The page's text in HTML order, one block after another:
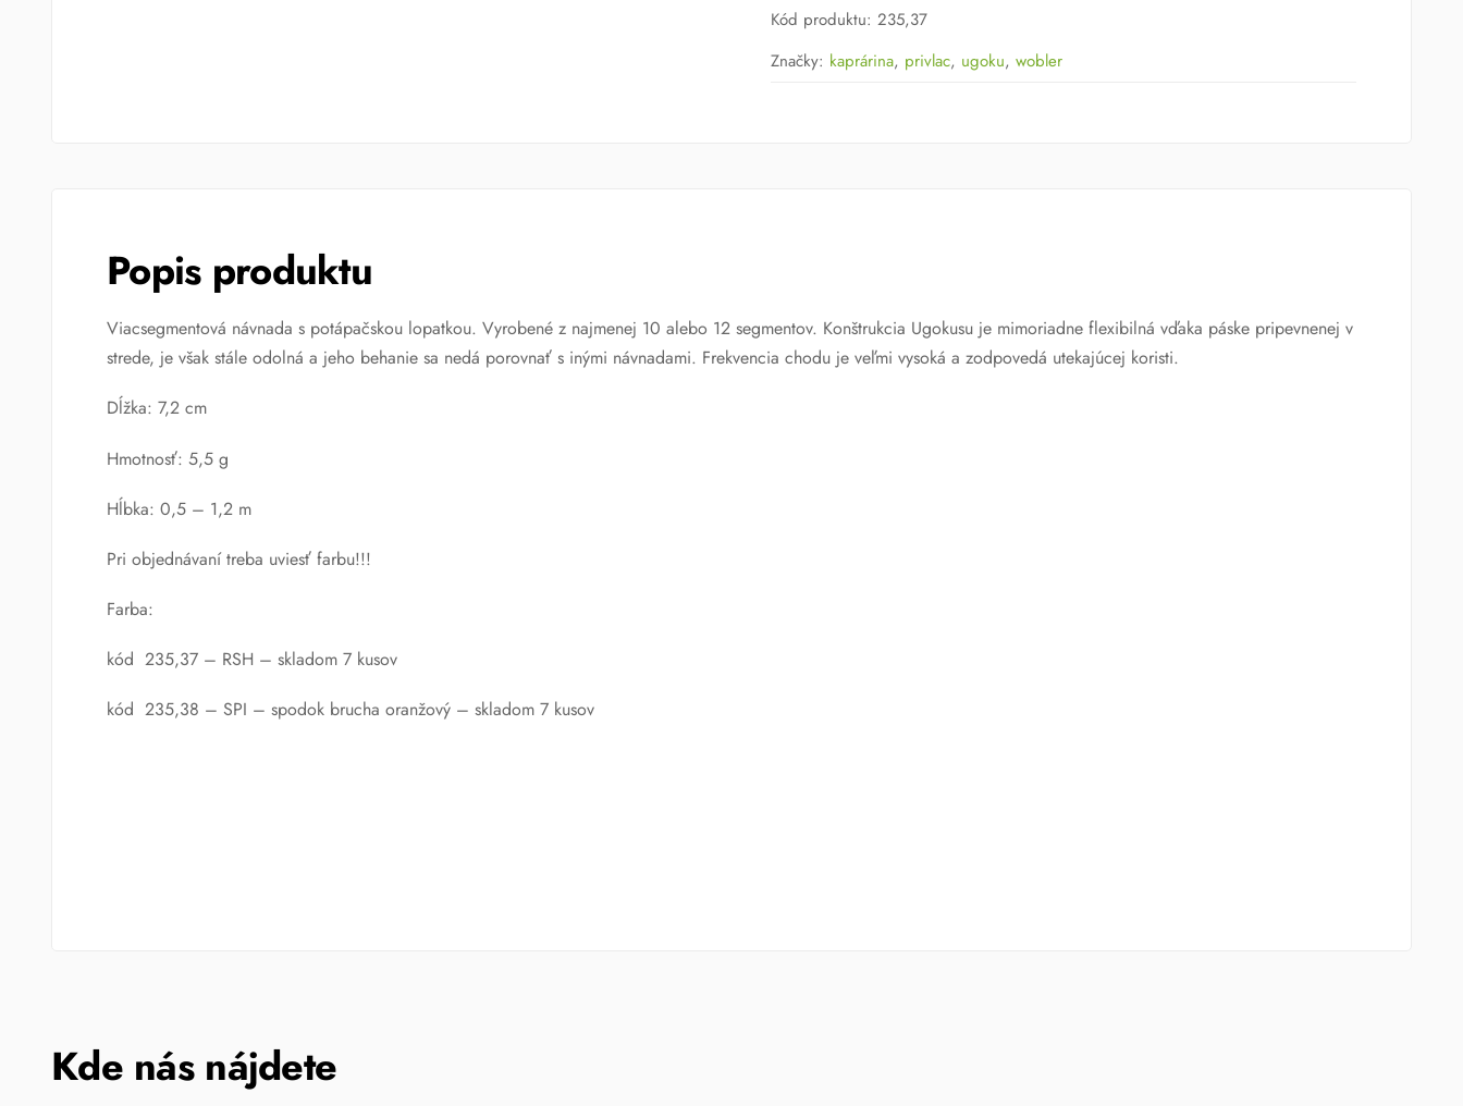
Ikiteru
Kód produktu:235,37
Značky: kaprárina, privlac, ugoku,wobler
Popis produktu
Viacsegmentová návnada s potápačskou lopatkou. Vyrobené z najmenej 10 alebo 12 segmentov. Konštrukcia Ugokusu je mimoriadne flexibilná vďaka páske pripevnenej v
strede, je však stále odolná a jeho behanie sa nedá porovnať s inými návnadami. Frekvencia chodu je veľmi vysoká a zodpovedá utekajúcej koristi.
Dĺžka: 7,2 cm
Hmotnosť: 5,5 g
Hĺbka: 0,5 – 1,2 m
Pri objednávaní treba uviesť farbu!!!
Farba:
kód 235,37 – RSH – skladom 7 kusov
kód 235,38 – SPI – spodok brucha oranžový – skladom 7 kusov
Kde nás nájdete